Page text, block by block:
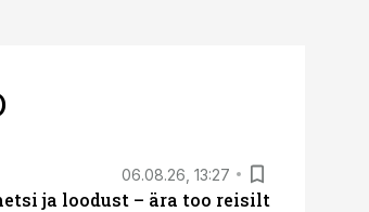
06.08.26, 13:27
ja loodust – ära too reisilt